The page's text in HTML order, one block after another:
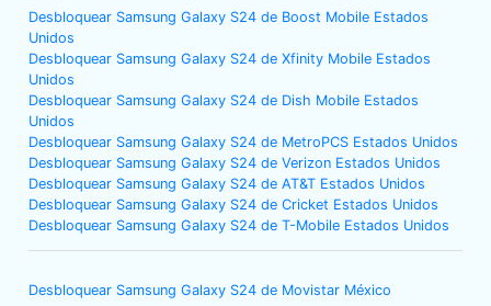
Desbloquear Samsung Galaxy S24 de Boost Mobile Estados
Unidos
Desbloquear Samsung Galaxy S24 de Xfinity Mobile Estados
Unidos
Desbloquear Samsung Galaxy S24 de Dish Mobile Estados
Unidos
Desbloquear Samsung Galaxy S24 de MetroPCS Estados Unidos
Desbloquear Samsung Galaxy S24 de Verizon Estados Unidos
Desbloquear Samsung Galaxy S24 de AT&T Estados Unidos
Desbloquear Samsung Galaxy S24 de Cricket Estados Unidos
Desbloquear Samsung Galaxy S24 de T-Mobile Estados Unidos
Desbloquear Samsung Galaxy S24 de Movistar México